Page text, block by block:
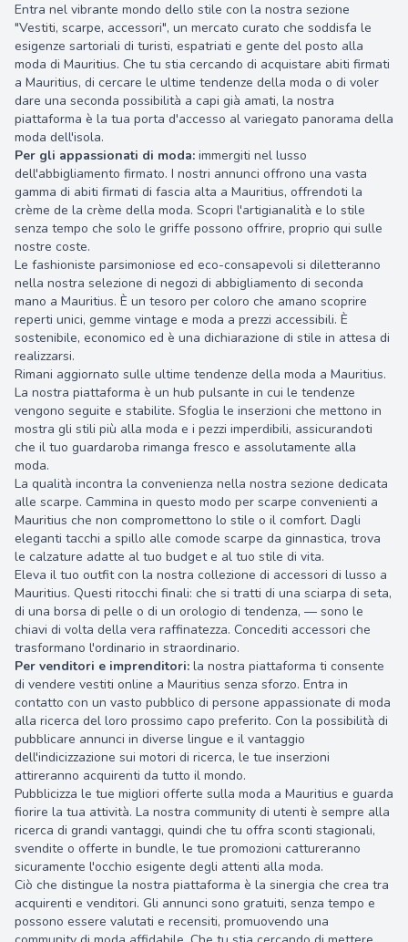
Entra nel vibrante mondo dello stile con la nostra sezione
"Vestiti, scarpe, accessori", un mercato curato che soddisfa le
esigenze sartoriali di turisti, espatriati e gente del posto alla
moda di Mauritius. Che tu stia cercando di acquistare abiti firmati
a Mauritius, di cercare le ultime tendenze della moda o di voler
dare una seconda possibilità a capi già amati, la nostra
piattaforma è la tua porta d'accesso al variegato panorama della
moda dell'isola.
Per gli appassionati di moda: immergiti nel lusso
dell'abbigliamento firmato. I nostri annunci offrono una vasta
gamma di abiti firmati di fascia alta a Mauritius, offrendoti la
crème de la crème della moda. Scopri l'artigianalità e lo stile
senza tempo che solo le griffe possono offrire, proprio qui sulle
nostre coste.
Le fashioniste parsimoniose ed eco-consapevoli si diletteranno
nella nostra selezione di negozi di abbigliamento di seconda
mano a Mauritius. È un tesoro per coloro che amano scoprire
reperti unici, gemme vintage e moda a prezzi accessibili. È
sostenibile, economico ed è una dichiarazione di stile in attesa di
realizzarsi.
Rimani aggiornato sulle ultime tendenze della moda a Mauritius.
La nostra piattaforma è un hub pulsante in cui le tendenze
vengono seguite e stabilite. Sfoglia le inserzioni che mettono in
mostra gli stili più alla moda e i pezzi imperdibili, assicurandoti
che il tuo guardaroba rimanga fresco e assolutamente alla
moda.
La qualità incontra la convenienza nella nostra sezione dedicata
alle scarpe. Cammina in questo modo per scarpe convenienti a
Mauritius che non compromettono lo stile o il comfort. Dagli
eleganti tacchi a spillo alle comode scarpe da ginnastica, trova
le calzature adatte al tuo budget e al tuo stile di vita.
Eleva il tuo outfit con la nostra collezione di accessori di lusso a
Mauritius. Questi ritocchi finali: che si tratti di una sciarpa di seta,
di una borsa di pelle o di un orologio di tendenza, — sono le
chiavi di volta della vera raffinatezza. Concediti accessori che
trasformano l'ordinario in straordinario.
Per venditori e imprenditori: la nostra piattaforma ti consente
di vendere vestiti online a Mauritius senza sforzo. Entra in
contatto con un vasto pubblico di persone appassionate di moda
alla ricerca del loro prossimo capo preferito. Con la possibilità di
pubblicare annunci in diverse lingue e il vantaggio
dell'indicizzazione sui motori di ricerca, le tue inserzioni
attireranno acquirenti da tutto il mondo.
Pubblicizza le tue migliori offerte sulla moda a Mauritius e guarda
fiorire la tua attività. La nostra community di utenti è sempre alla
ricerca di grandi vantaggi, quindi che tu offra sconti stagionali,
svendite o offerte in bundle, le tue promozioni cattureranno
sicuramente l'occhio esigente degli attenti alla moda.
Ciò che distingue la nostra piattaforma è la sinergia che crea tra
acquirenti e venditori. Gli annunci sono gratuiti, senza tempo e
possono essere valutati e recensiti, promuovendo una